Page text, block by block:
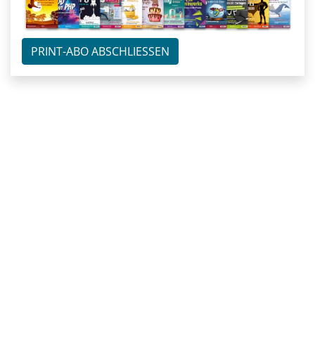
PRINT-ABO ABSCHLIESSEN